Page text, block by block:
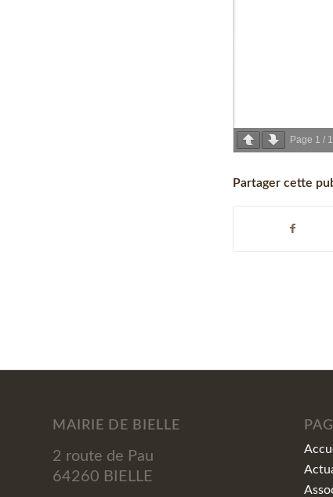
Page 1 / 1
Partager cette
MAIRIE DE BIELLE
2 route de Pau
64260 BIELLE